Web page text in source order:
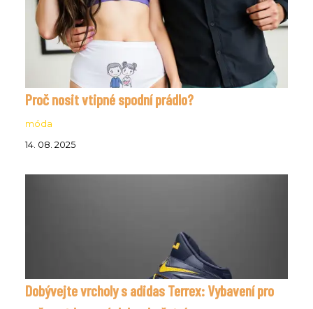
Proč nosit vtipné spodní prádlo?
móda
14. 08. 2025
Dobývejte vrcholy s adidas Terrex: Vybavení pro